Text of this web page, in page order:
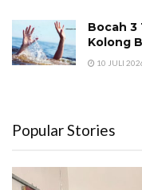
Bocah 3
Kolong
10 JULI
Popular Stories